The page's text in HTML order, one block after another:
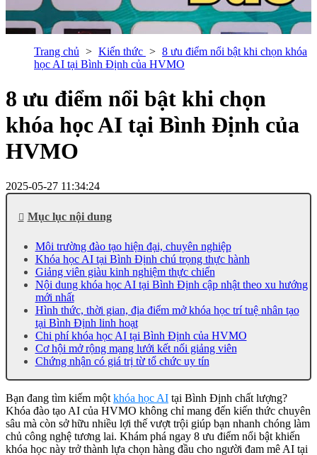
Trang chủ Kiến thức
8 ưu điểm nổi bật khi chọn khóa
học AI tại Bình Định của HVMO
8 ưu điểm nổi bật khi chọn
khóa học AI tại Bình Định của
HVMO
2025-05-27 11:34:24
Mục lục nội dung
Môi trường đào tạo hiện đại, chuyên nghiệp
Khóa học AI tại Bình Định chú trọng thực hành
Giảng viên giàu kinh nghiệm thực chiến
Nội dung khóa học AI tại Bình Định cập nhật theo xu hướng
mới nhất
Hình thức, thời gian, địa điểm mở khóa học trí tuệ nhân tạo
tại Bình Định linh hoạt
Chi phí khóa học AI tại Bình Định của HVMO
Cơ hội mở rộng mạng lưới kết nối giảng viên
Chứng nhận có giá trị từ tổ chức uy tín
Bạn đang tìm kiếm một khóa học AI tại Bình Định chất lượng?
Khóa đào tạo AI của HVMO không chỉ mang đến kiến thức chuyên
sâu mà còn sở hữu nhiều lợi thế vượt trội giúp bạn nhanh chóng làm
chủ công nghệ tương lai. Khám phá ngay 8 ưu điểm nổi bật khiến
khóa học này trở thành lựa chọn hàng đầu cho người đam mê AI tại